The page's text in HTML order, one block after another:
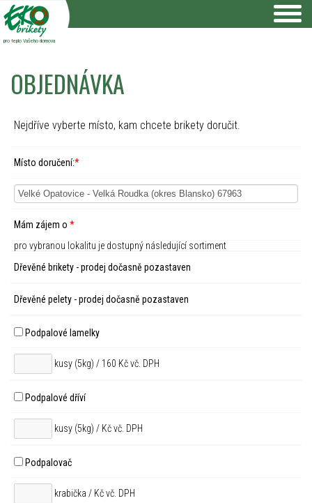
pro teplo Vašeho domova
OBJEDNÁVKA
Nejdříve vyberte místo, kam chcete brikety doručit.
Místo doručení:*
Mám zájem o *
pro vybranou lokalitu je dostupný následující sortiment
Dřevěné brikety - prodej dočasně pozastaven
Dřevěné pelety - prodej dočasně pozastaven
Podpalové lamelky
kusy (5kg) / 160 Kč vč. DPH
Podpalové dříví
kusy (5kg) / Kč vč. DPH
Podpalovač
krabička / Kč vč. DPH